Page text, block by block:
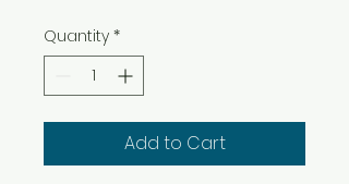
Quantity *
Add to Cart